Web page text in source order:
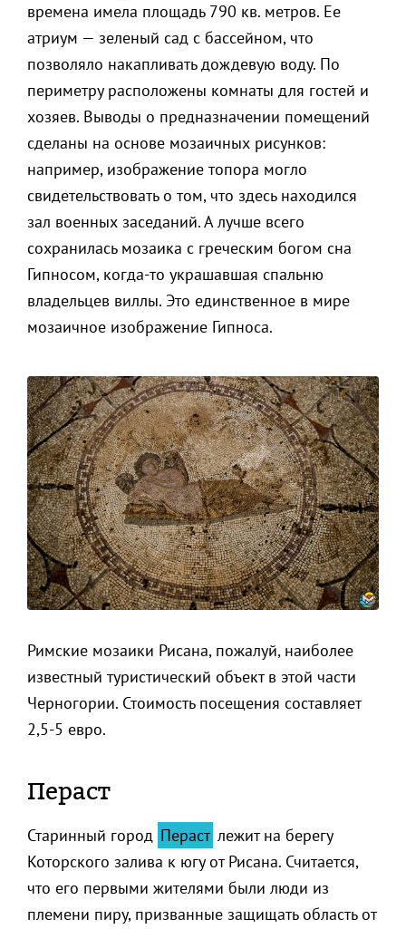
времена имела площадь 790 кв. метров. Ее
атриум — зеленый сад с бассейном, что
позволяло накапливать дождевую воду. По
периметру расположены комнаты для гостей и
хозяев. Выводы о предназначении помещений
сделаны на основе мозаичных рисунков:
например, изображение топора могло
свидетельствовать о том, что здесь находился
зал военных заседаний. А лучше всего
сохранилась мозаика с греческим богом сна
Гипносом, когда-то украшавшая спальню
владельцев виллы. Это единственное в мире
мозаичное изображение Гипноса.
Римские мозаики Рисана, пожалуй, наиболее
известный туристический объект в этой части
Черногории. Стоимость посещения составляет
2,5-5 евро.
Пераст
Старинный город Пераст лежит на берегу
Которского залива к югу от Рисана. Считается,
что его первыми жителями были люди из
племени пиру, призванные защищать область от